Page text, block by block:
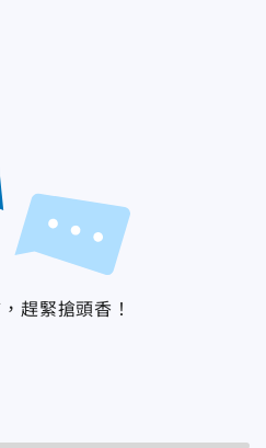
趕緊搶頭香！